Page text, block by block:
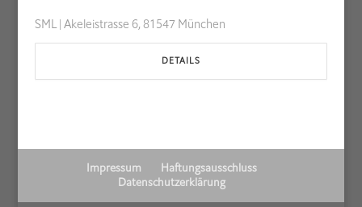
SML | Akeleistrasse 6, 81547 München
DETAILS
Impressum
Haftungsausschluss
Datenschutzerklärung